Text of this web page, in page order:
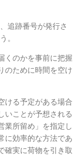
追跡番号が発行さ
。
くのかを事前に把握
のために時間を空け
ける予定がある場合
いことが予想される
業所留め」を指定し
に効率的な方法であ
確実に荷物を引き取